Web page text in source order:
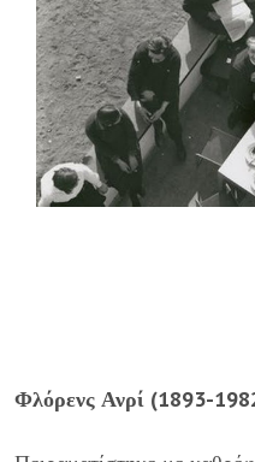
Φλόρενς Ανρί (1893-